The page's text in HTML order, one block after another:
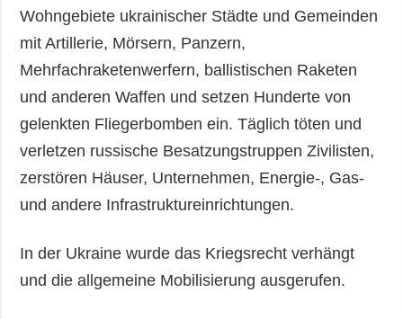
Wohngebiete ukrainischer Städte und Gemeinden
mit Artillerie, Mörsern, Panzern,
Mehrfachraketenwerfern, ballistischen Raketen
und anderen Waffen und setzen Hunderte von
gelenkten Fliegerbomben ein. Täglich töten und
verletzen russische Besatzungstruppen Zivilisten,
zerstören Häuser, Unternehmen, Energie-, Gas-
und andere Infrastruktureinrichtungen.
In der Ukraine wurde das Kriegsrecht verhängt
und die allgemeine Mobilisierung ausgerufen.